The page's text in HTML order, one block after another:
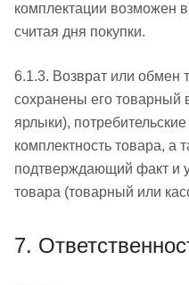
комплектации возможен
считая дня покупки.
6.1.3. Возврат или обмен
сохранены его товарный
ярлыки),
комплектность товара, а
подтверждающий факт и
товара (товарный или
7.